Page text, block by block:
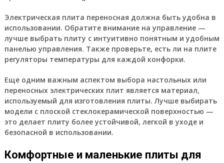
Электрическая плита переносная должна быть удобна в
использовании. Обратите внимание на управление —
лучше выбрать плиту с интуитивно понятным и удобным
панелью управления. Также проверьте, есть ли на плите
регуляторы температуры для каждой конфорки.
Еще одним важным аспектом выбора настольныхили
переносных электрических плит является материал,
используемый для изготовления плиты. Лучше выбирать
модели с плоской стеклокерамической поверхностью —
это делает плиту более устойчивой, легкой в уходе и
безопасной в использовании.
Комфортные и маленькие плиты для